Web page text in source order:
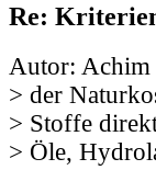
Re:
Autor: Achim
> der
> Stoffe
> Öle,